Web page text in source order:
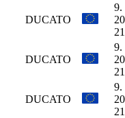
DUCATO
9.
DUCATO
9.
DUCATO
9.